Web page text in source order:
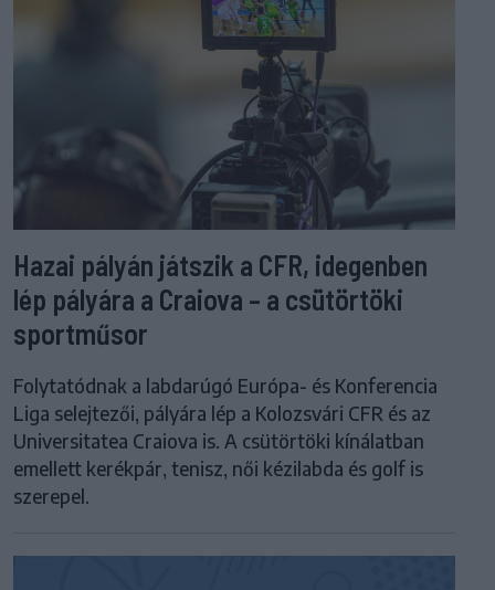
Hazai pályán játszik a CFR, idegenben
lép pályára a Craiova – a csütörtöki
sportműsor
Folytatódnak a labdarúgó Európa- és Konferencia
Liga selejtezői, pályára lép a Kolozsvári CFR és az
Universitatea Craiova is. A csütörtöki kínálatban
emellett kerékpár, tenisz, női kézilabda és golf is
szerepel.